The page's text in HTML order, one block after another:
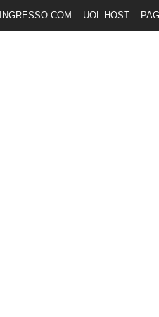
INGRESSO.COM UOL HOST